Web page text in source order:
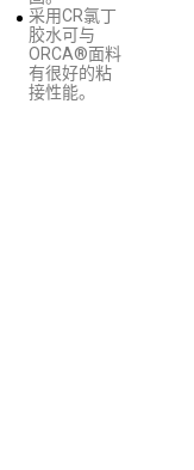
采用CR氯丁
胶水可与
ORCA®面料
有很好的粘
接性能。